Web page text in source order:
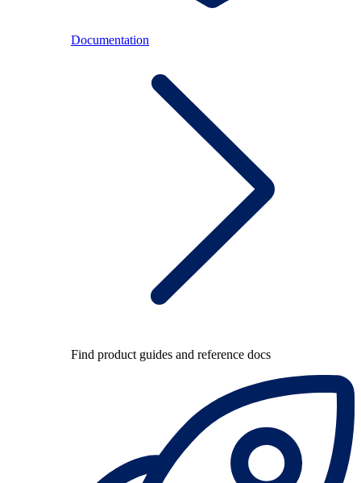
Documentation
Find product guides and reference docs